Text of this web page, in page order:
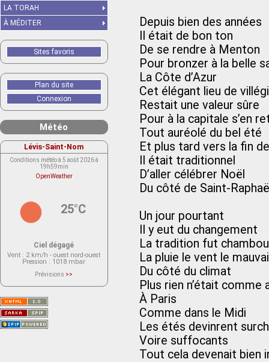
Depuis bien des années
Il était de bon ton
De se rendre à Menton
Pour bronzer à la belle
La Côte d’Azur
Cet élégant lieu de
Restait une valeur sûre
Pour à la capitale s’en
Tout auréolé du bel été
Et plus tard vers la fin de
Il était traditionnel
D’aller célébrer Noël
Du côté de Saint-
Un jour pourtant
Il y eut du changement
La tradition fut
La pluie le vent le
Du côté du climat
Plus rien n’était comme
À Paris
Comme dans le Midi
Les étés devinrent
Voire suffocants
Tout cela devenait bien
LA TORAH
À MÉDITER
Sites favoris
Plan du site
Connexion
Météo
Lévis-Saint-Nom
Conditions météo à 5 août 2026 à
19h59min
OpenWeather
25°C
Ciel dégagé
Vent : 2 km/h - ouest nord-ouest
Pression : 1018 mbar
Prévisions >>
actuellement aucune prévision
Saint-Nom.
Veuillez consulter le message du
service ci-dessous.
(401 - Invalid API key. Please see
https://openweathermap.org/faq#error401